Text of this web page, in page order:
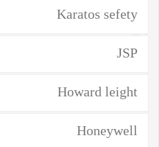
Karatos sefety
JSP
Howard leight
Honeywell